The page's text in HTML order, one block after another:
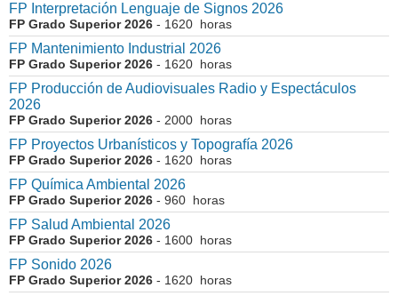
FP Interpretación Lenguaje de Signos 2026
FP Grado Superior 2026 - 1620 horas
FP Mantenimiento Industrial 2026
FP Grado Superior 2026 - 1620 horas
FP Producción de Audiovisuales Radio y Espectáculos
2026
FP Grado Superior 2026 - 2000 horas
FP Proyectos Urbanísticos y Topografía 2026
FP Grado Superior 2026 - 1620 horas
FP Química Ambiental 2026
FP Grado Superior 2026 - 960 horas
FP Salud Ambiental 2026
FP Grado Superior 2026 - 1600 horas
FP Sonido 2026
FP Grado Superior 2026 - 1620 horas